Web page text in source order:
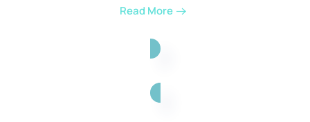
Read More